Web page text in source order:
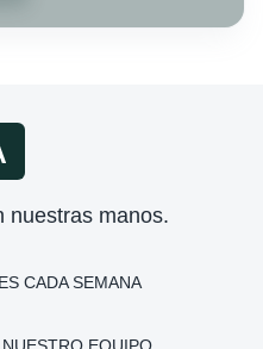
nuestras manos.
CADA SEMANA